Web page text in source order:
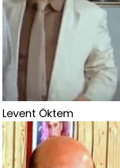
Levent Öktem